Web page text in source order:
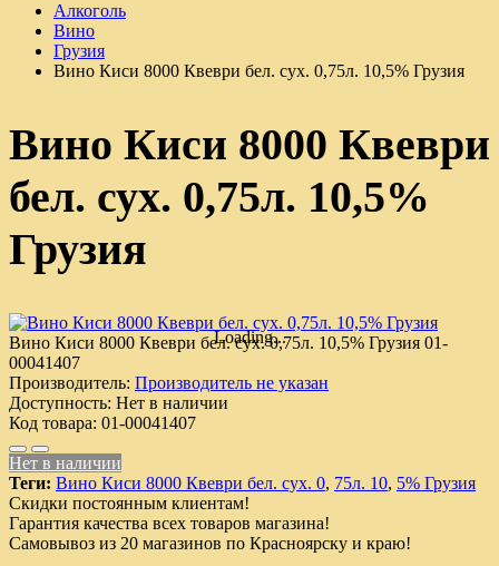
Алкоголь
Вино
Грузия
Вино Киси 8000 Квеври бел. сух. 0,75л. 10,5% Грузия
Вино Киси 8000 Квеври
бел. сух. 0,75л. 10,5%
Грузия
Loading...
Вино Киси 8000 Квеври бел. сух. 0,75л. 10,5% Грузия 01-
00041407
Производитель: Производитель не указан
Доступность: Нет в наличии
Код товара: 01-00041407
Нет в наличии
Теги: Вино Киси 8000 Квеври бел. сух. 0, 75л. 10, 5% Грузия
Скидки постоянным клиентам!
Гарантия качества всех товаров магазина!
Самовывоз из 20 магазинов по Красноярску и краю!